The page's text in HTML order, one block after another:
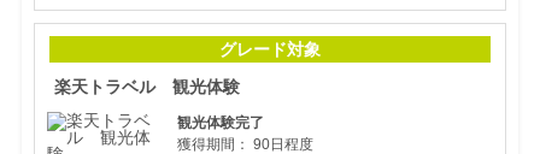
グレード対象
楽天トラベル 観光体験
観光体験完了
獲得期間： 90日程度